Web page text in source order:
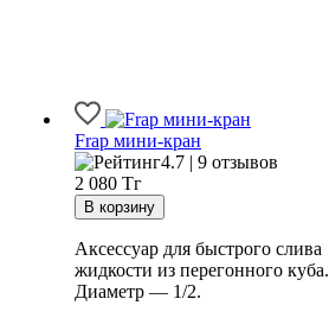
Frap мини-кран
4.7 | 9 отзывов
2 080 Тг
Аксессуар для быстрого слива
жидкости из перегонного куба.
Диаметр — 1/2.